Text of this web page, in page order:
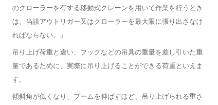
のクローラーを有する移動式クレーンを用いて作業を行うとき
は、当該アウトリガー又はクローラーを最大限に張り出さなけ
ればならない。」
吊り上げ荷重と違い、フックなどの吊具の重量を差し引いた重
量であるために、実際に吊り上げることができる荷重といえま
す。
傾斜角が低くなり、ブームを伸ばすほど、吊り上げられる重さ